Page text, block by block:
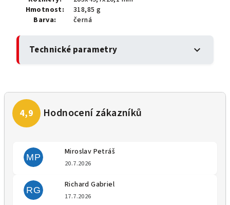
Hmotnost:
318,85 g
Barva:
černá
Technické parametry expand_more
MP
Miroslav Petráš
20.7.2026
RG
Richard Gabriel
17.7.2026